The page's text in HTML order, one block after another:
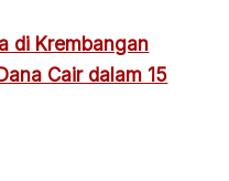
di Krembangan
Cair dalam 15